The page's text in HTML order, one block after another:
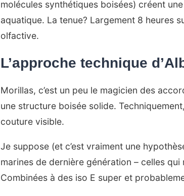
molécules synthétiques boisées) créent
aquatique. La tenue? Largement 8 heures
olfactive.
L’approche technique
Morillas, c’est un peu le magicien des
une structure boisée solide.
couture visible.
Je suppose (et c’est vraiment une
marines de dernière génération – celles
Combinées à des iso E super et